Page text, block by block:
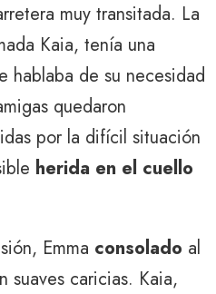
muy transitada. La
Kaia, tenía una
hablaba de su necesidad
quedaron
por la difícil situación
herida en el cuello
Emma consolado al
suaves caricias. Kaia,